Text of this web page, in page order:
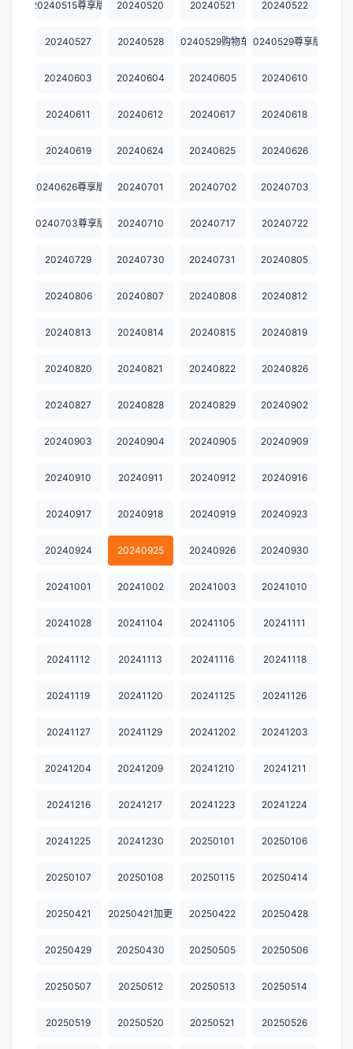
20251013 20251020 20251022 20251027 20251027加更
20251028 20251029 20251101 20251103 20251103加更
20251104 20251105 20251110 20251110加更 20251111
20251117
20251230 20260413 20260415 20260420 20260422
20260427 20260427加更 20260428 20260504 20260505
20260506 20260511 20260511加更 20260512 20260513
20240515尊享版 20240520 20240521 20240522
20240527 20240528 20240529购物车 20240529尊享版
20240603 20240604 20240605 20240610
20240611 20240612 20240617 20240618
20240619 20240624 20240625 20240626
20240626尊享版 20240701 20240702 20240703
20240703尊享版 20240710 20240717 20240722
20240729 20240730 20240731 20240805
20240806 20240807 20240808 20240812
20240813 20240814 20240815 20240819
20240820 20240821 20240822 20240826
20240827 20240828 20240829 20240902
20240903 20240904 20240905 20240909
20240910 20240911 20240912 20240916
20240917 20240918 20240919 20240923
20240924 20240925 20240926 20240930
20241001 20241002 20241003 20241010
20241028 20241104 20241105 20241111
20241112 20241113 20241116 20241118
20241119 20241120 20241125 20241126
20241127 20241129 20241202 20241203
20241204 20241209 20241210 20241211
20241216 20241217 20241223 20241224
20241225 20241230 20250101 20250106
20250107 20250108 20250115 20250414
20250421 20250421加更 20250422 20250428
20250429 20250430 20250505 20250506
20250507 20250512 20250513 20250514
20250519 20250520 20250521 20250526